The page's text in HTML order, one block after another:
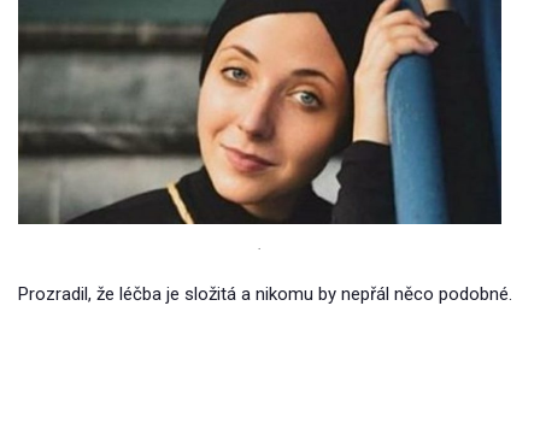
.
Prozradil, že léčba je složitá a nikomu by nepřál něco podobné.